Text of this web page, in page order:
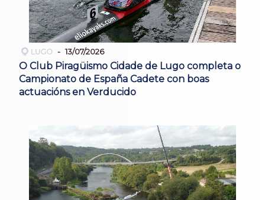
LUGO 13/07/2026
O Club Piragüismo Cidade de Lugo completa o
Campionato de España Cadete con boas
actuacións en Verducido